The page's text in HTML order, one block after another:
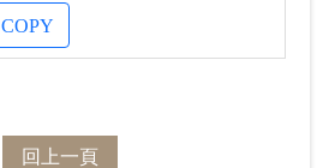
COPY
回上一頁